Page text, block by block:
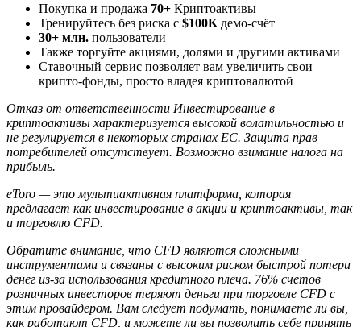
Покупка и продажа 70+ Криптоактивы
Тренируйтесь без риска с $100K демо-счёт
30+ млн. пользователи
Также торгуйте акциями, долями и другими активами
Ставочный сервис позволяет вам увеличить свои
крипто-фонды, просто владея криптовалютой
Отказ от ответственности Инвестирование в
криптоактивы характеризуется высокой волатильностью и
не регулируется в некоторых странах ЕС. Защита прав
потребителей отсутствует. Возможно взимание налога на
прибыль.
eToro — это мультиактивная платформа, которая
предлагает как инвестирование в акции и криптоактивы, так
и торговлю CFD.
Обратите внимание, что CFD являются сложными
инструментами и связаны с высоким риском быстрой потери
денег из-за использования кредитного плеча. 76% счетов
розничных инвесторов теряют деньги при торговле CFD с
этим провайдером. Вам следует подумать, понимаете ли вы,
как работают CFD, и можете ли вы позволить себе принять